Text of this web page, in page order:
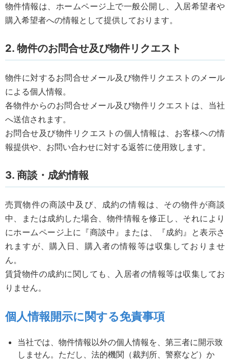
物件情報は、ホームページ上で一般公開し、入居希望者や
購入希望者への情報として提供しております。
2. 物件のお問合せ及び物件リクエスト
物件に対するお問合せメール及び物件リクエストのメール
による個人情報。
各物件からのお問合せメール及び物件リクエストは、当社
へ送信されます。
お問合せ及び物件リクエストの個人情報は、お客様への情
報提供や、お問い合わせに対する返答に使用致します。
3. 商談・成約情報
売買物件の商談中及び、成約の情報は、その物件が商談
中、または成約した場合、物件情報を修正し、それにより
にホームページ上に『商談中』または、『成約』と表示さ
れますが、購入日、購入者の情報等は収集しておりませ
ん。
賃貸物件の成約に関しても、入居者の情報等は収集してお
りません。
個人情報開示に関する免責事項
当社では、物件情報以外の個人情報を、第三者に開示致
しません。ただし、法的機関（裁判所、警察など）か